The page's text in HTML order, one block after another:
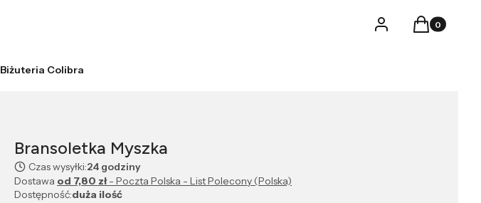
LogowanieProdukty w
Koszyk
Biżuteria Colibra
Bransoletka Myszka
Czas wysyłki:24 godziny
Dostawa od 7,80 zł- Poczta Polska - List Polecony (Polska)
Dostępność:duża ilość